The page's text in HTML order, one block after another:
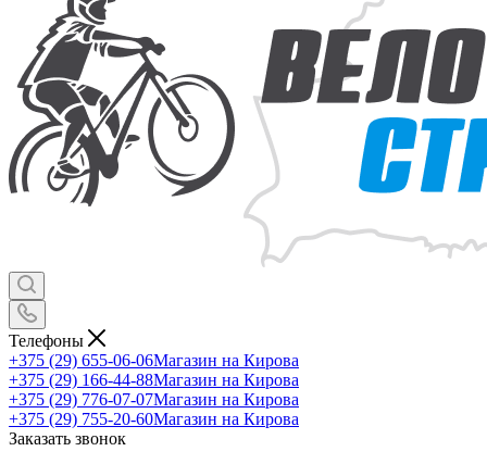
Телефоны
+375 (29) 655-06-06Магазин на Кирова
+375 (29) 166-44-88Магазин на Кирова
+375 (29) 776-07-07Магазин на Кирова
+375 (29) 755-20-60Магазин на Кирова
Заказать звонок